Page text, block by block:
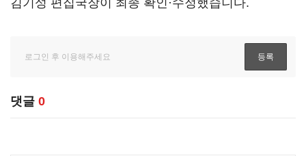
김기성 편집국장이 최종 확인·수정했습니다.
댓글 0